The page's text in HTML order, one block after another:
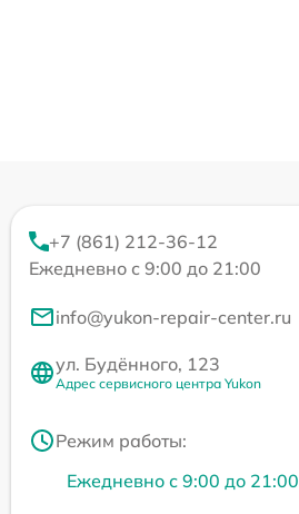
+7 (861) 212-36-12
Ежедневно с 9:00 до 21:00
info@yukon-repair-center.ru
ул. Будённого, 123
Адрес сервисного центра Yukon
Режим работы:
Ежедневно с 9:00 до 21:00